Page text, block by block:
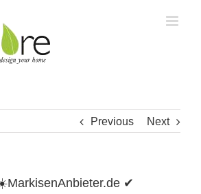
Previous Next
✔